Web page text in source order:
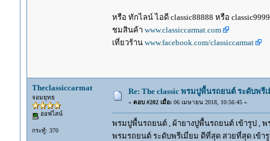
หรือ ทักไลน์ ไอดี classic88888 หรือ
ชมสินค้า www.classiccarmat.com
เที่ยวร้าน www.facebook.com/classiccarmat
Theclassiccarmat
จอมยุทธ
ออฟไลน์
กระทู้: 370
Re: The classic พรมปูพื้นรถยนต์ ระดับพรี
« ตอบ #202 เมื่อ:06 เมษายน 2018, 10:56:45 »
พรมปูพื้นรถยนต์ , ผ้ายางปูพื้นรถยนต์ เข้ารูป , พ
พรมรถยนต์ ระดับพรีเมี่ยม ดีที่สุด สวยที่สุด เข้ารู